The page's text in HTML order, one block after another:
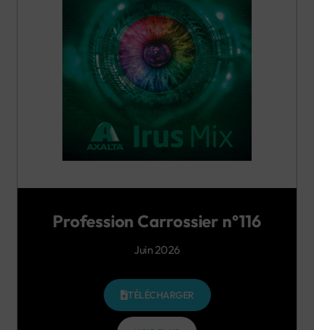
Profession Carrossier n°116
Juin 2026
TÉLÉCHARGER